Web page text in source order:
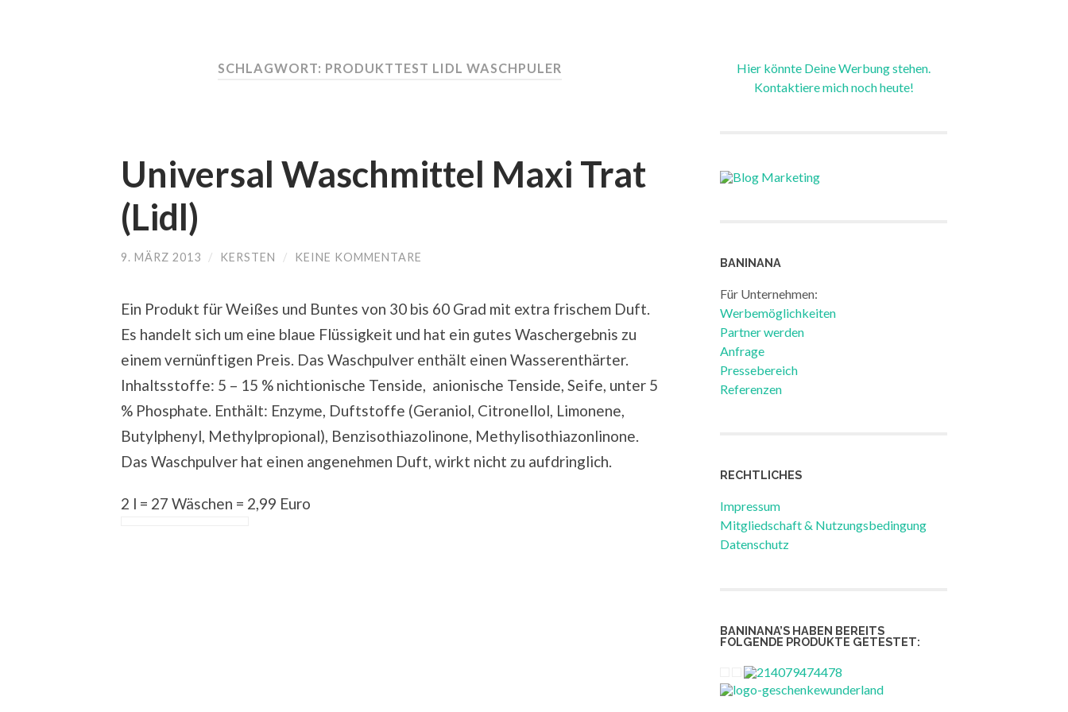
SCHLAGWORT: PRODUKTTEST LIDL WASCHPULER
Universal Waschmittel Maxi Trat
(Lidl)
9. MÄRZ 2013 / KERSTEN / KEINE KOMMENTARE
Ein Produkt für Weißes und Buntes von 30 bis 60 Grad mit extra frischem Duft.
Es handelt sich um eine blaue Flüssigkeit und hat ein gutes Waschergebnis zu
einem vernünftigen Preis. Das Waschpulver enthält einen Wasserenthärter.
Inhaltsstoffe: 5 – 15 % nichtionische Tenside, anionische Tenside, Seife, unter 5
% Phosphate. Enthält: Enzyme, Duftstoffe (Geraniol, Citronellol, Limonene,
Butylphenyl, Methylpropional), Benzisothiazolinone, Methylisothiazonlinone.
Das Waschpulver hat einen angenehmen Duft, wirkt nicht zu aufdringlich.
2 l = 27 Wäschen = 2,99 Euro
Hier könnte Deine Werbung stehen.
Kontaktiere mich noch heute!
BANINANA
Für Unternehmen:
Werbemöglichkeiten
Partner werden
Anfrage
Pressebereich
Referenzen
RECHTLICHES
Impressum
Mitgliedschaft & Nutzungsbedingung
Datenschutz
BANINANA’S HABEN BEREITS
FOLGENDE PRODUKTE GETESTET: